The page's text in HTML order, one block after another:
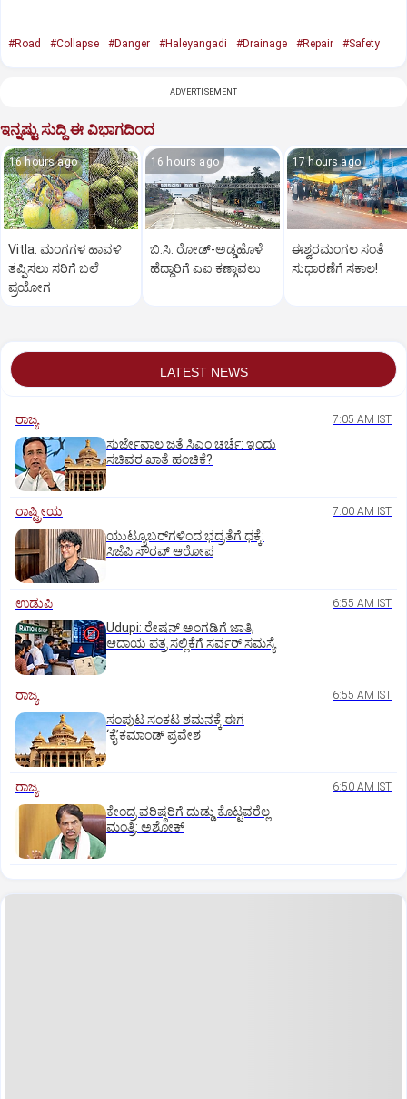
#Road #Collapse #Danger #Haleyangadi #Drainage #Repair #Safety
ADVERTISEMENT
ಇನ್ನಷ್ಟು ಸುದ್ದಿ ಈ ವಿಭಾಗದಿಂದ
16 hours ago
Vitla: ಮಂಗಗಳ ಹಾವಳಿ
ತಪ್ಪಿಸಲು ಸರಿಗೆ ಬಲೆ
ಪ್ರಯೋಗ
16 hours ago
ಬಿ.ಸಿ. ರೋಡ್‌-ಅಡ್ಡಹೊಳೆ
ಹೆದ್ದಾರಿಗೆ ಎಐ ಕಣ್ಗಾವಲು
17 hours ago
ಈಶ್ವರಮಂಗಲ ಸಂತೆ
ಸುಧಾರಣೆಗೆ ಸಕಾಲ!
LATEST NEWS
ರಾಜ್ಯ 7:05 AM IST
ಸುರ್ಜೇವಾಲ ಜತೆ ಸಿಎಂ ಚರ್ಚೆ: ಇಂದು
ಸಚಿವರ ಖಾತೆ ಹಂಚಿಕೆ?
ರಾಷ್ಟ್ರೀಯ 7:00 AM IST
ಯುಟ್ಯೂಬರ್‌ಗಳಿಂದ ಭದ್ರತೆಗೆ ಧಕ್ಕೆ:
ಸಿಜೆಪಿ ಸೌರವ್‌ ಆರೋಪ
ಉಡುಪಿ 6:55 AM IST
Udupi: ರೇಷನ್‌ ಅಂಗಡಿಗೆ ಜಾತಿ,
ಆದಾಯ ಪತ್ರ ಸಲ್ಲಿಕೆಗೆ ಸರ್ವರ್‌ ಸಮಸ್ಯೆ
ರಾಜ್ಯ 6:55 AM IST
ಸಂಪುಟ ಸಂಕಟ ಶಮನಕ್ಕೆ ಈಗ
‘ಕೈ’ಕಮಾಂಡ್‌ ಪ್ರವೇಶ
ರಾಜ್ಯ 6:50 AM IST
ಕೇಂದ್ರ ವರಿಷ್ಠರಿಗೆ ದುಡ್ಡು ಕೊಟ್ಟವರೆಲ್ಲ
ಮಂತ್ರಿ: ಅಶೋಕ್